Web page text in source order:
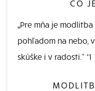
ČO
„Pre mňa je
pohľadom na nebo,
skúške i v radosti.“ *1